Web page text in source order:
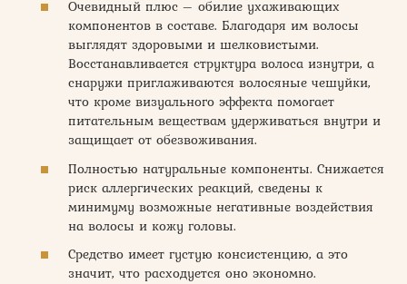
Очевидный плюс – обилие ухаживающих
компонентов в составе. Благодаря им волосы
выглядят здоровыми и шелковистыми.
Восстанавливается структура волоса изнутри, а
снаружи приглаживаются волосяные чешуйки,
что кроме визуального эффекта помогает
питательным веществам удерживаться внутри и
защищает от обезвоживания.
Полностью натуральные компоненты. Снижается
риск аллергических реакций, сведены к
минимуму возможные негативные воздействия
на волосы и кожу головы.
Средство имеет густую консистенцию, а это
значит, что расходуется оно экономно.